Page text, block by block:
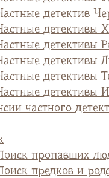
детектив
детективы
детективы
детективы
детективы
детективы
частного
пропавших
предков и